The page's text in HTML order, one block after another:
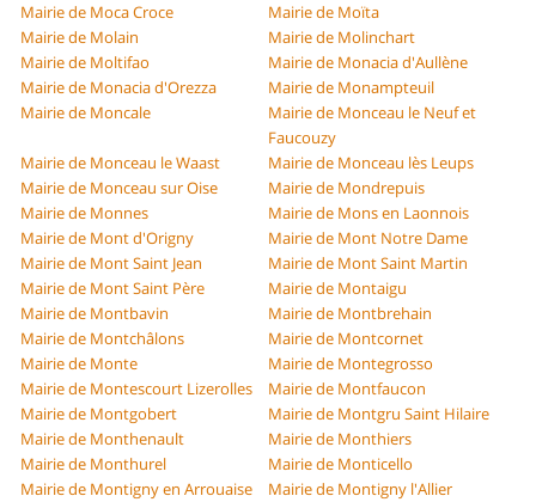
Mairie de Moca Croce
Mairie de Moïta
Mairie de Molain
Mairie de Molinchart
Mairie de Moltifao
Mairie de Monacia d'Aullène
Mairie de Monacia d'Orezza
Mairie de Monampteuil
Mairie de Moncale
Mairie de Monceau le Neuf et
Faucouzy
Mairie de Monceau le Waast
Mairie de Monceau lès Leups
Mairie de Monceau sur Oise
Mairie de Mondrepuis
Mairie de Monnes
Mairie de Mons en Laonnois
Mairie de Mont d'Origny
Mairie de Mont Notre Dame
Mairie de Mont Saint Jean
Mairie de Mont Saint Martin
Mairie de Mont Saint Père
Mairie de Montaigu
Mairie de Montbavin
Mairie de Montbrehain
Mairie de Montchâlons
Mairie de Montcornet
Mairie de Monte
Mairie de Montegrosso
Mairie de Montescourt Lizerolles
Mairie de Montfaucon
Mairie de Montgobert
Mairie de Montgru Saint Hilaire
Mairie de Monthenault
Mairie de Monthiers
Mairie de Monthurel
Mairie de Monticello
Mairie de Montigny en Arrouaise
Mairie de Montigny l'Allier